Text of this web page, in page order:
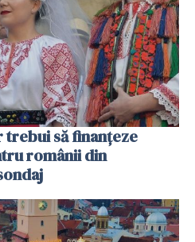
trebui să finanțeze
românii din